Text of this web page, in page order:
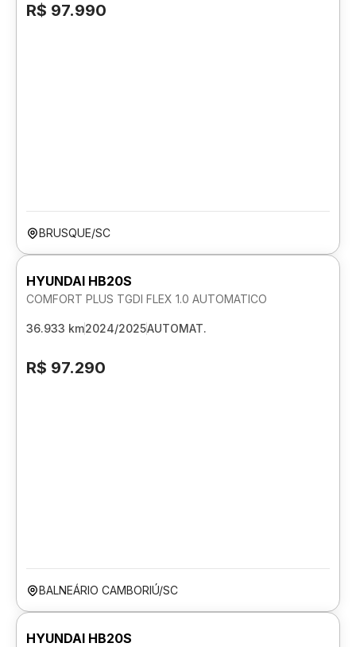
R$ 97.990
BRUSQUE/SC
HYUNDAI HB20S
COMFORT PLUS TGDI FLEX 1.0 AUTOMATICO
36.933 km2024/2025AUTOMAT.
R$ 97.290
BALNEÁRIO CAMBORIÚ/SC
HYUNDAI HB20S